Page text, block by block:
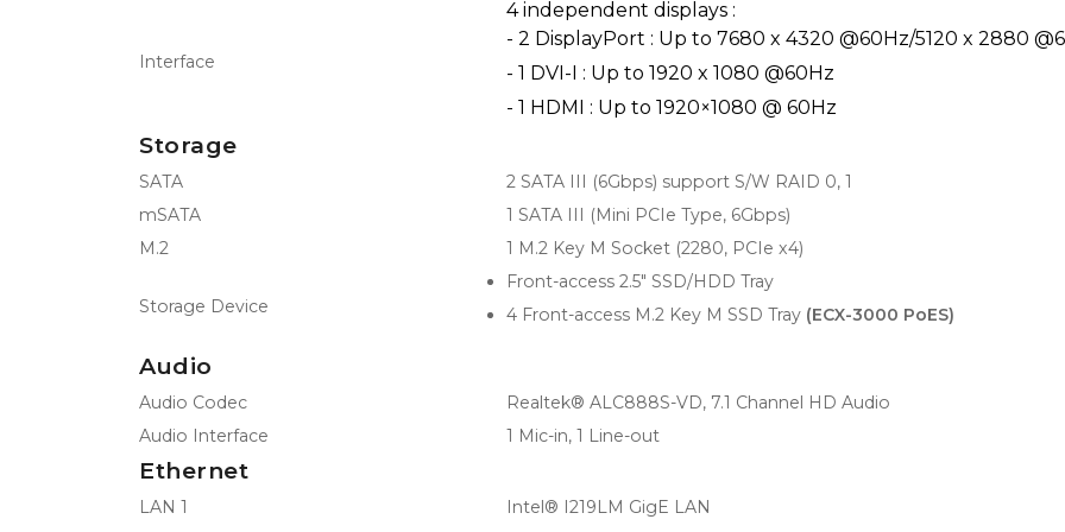
Interface
4 independent displays :
- 2 DisplayPort : Up to 7680 x 4320 @60Hz/5120 x 2880
- 1 DVI-I : Up to 1920 x 1080 @60Hz
- 1 HDMI : Up to 1920×1080 @ 60Hz
Storage
SATA
2 SATA III (6Gbps) support S/W RAID 0, 1
mSATA
1 SATA III (Mini PCIe Type, 6Gbps)
M.2
1 M.2 Key M Socket (2280, PCIe x4)
Storage Device
Front-access 2.5" SSD/HDD Tray
4 Front-access M.2 Key M SSD Tray (ECX-3000 PoES)
Audio
Audio Codec
Realtek® ALC888S-VD, 7.1 Channel HD Audio
Audio Interface
1 Mic-in, 1 Line-out
Ethernet
LAN 1
Intel® I219LM GigE LAN